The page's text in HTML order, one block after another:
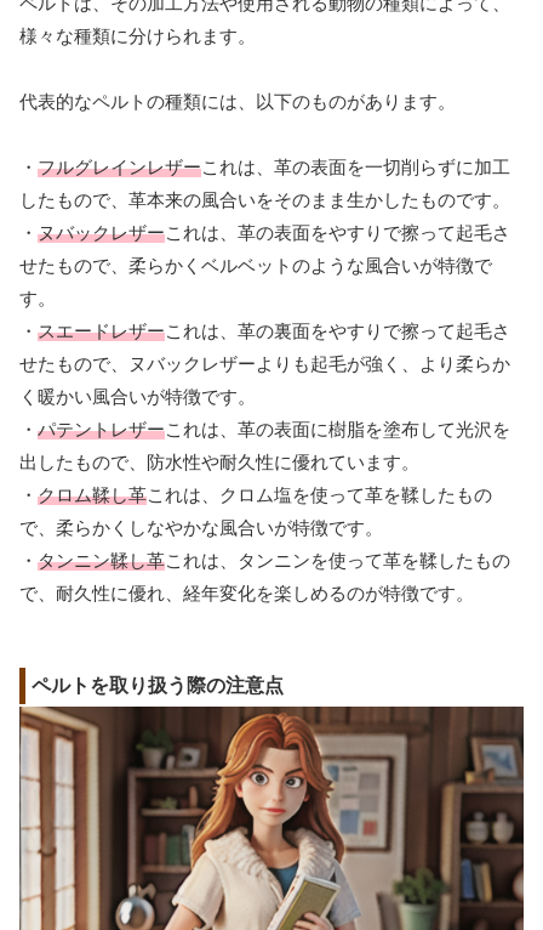
様々な種類に分けられます。
代表的なペルトの種類には、以下のものがあります。
・ フルグレインレザーこれは、革の表面を一切削らずに加工
したもので、革本来の風合いをそのまま生かしたものです。
・ ヌバックレザーこれは、革の表面をやすりで擦って起毛さ
せたもので、柔らかくベルベットのような風合いが特徴で
す。
・ スエードレザーこれは、革の裏面をやすりで擦って起毛さ
せたもので、ヌバックレザーよりも起毛が強く、より柔らか
く暖かい風合いが特徴です。
・ パテントレザーこれは、革の表面に樹脂を塗布して光沢を
出したもので、防水性や耐久性に優れています。
・ クロム鞣し革これは、クロム塩を使って革を鞣したもの
で、柔らかくしなやかな風合いが特徴です。
・ タンニン鞣し革これは、タンニンを使って革を鞣したもの
で、耐久性に優れ、経年変化を楽しめるのが特徴です。
ペルトを取り扱う際の注意点